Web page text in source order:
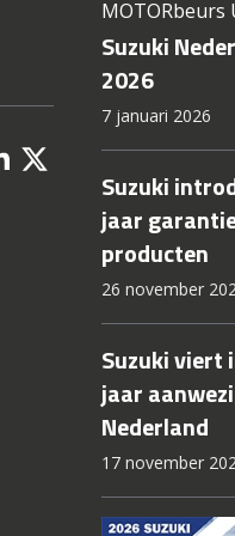
MOTORbeurs
Suzuki
2026
7 januari 2026
Suzuki
jaar
producten
26 november
Suzuki viert
jaar
Nederland
17 november